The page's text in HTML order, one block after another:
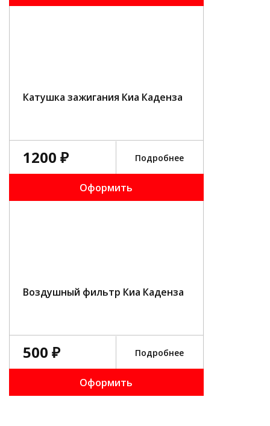
Катушка зажигания Киа Каденза
1200 ₽ Подробнее
Оформить
Воздушный фильтр Киа Каденза
500 ₽ Подробнее
Оформить